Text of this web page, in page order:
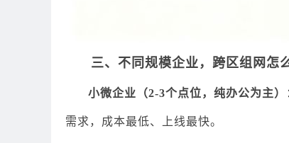
三、不同规模企业，跨区组网怎
小微企业（2-3个点位，纯办公为主）
需求，成本最低、上线最快。